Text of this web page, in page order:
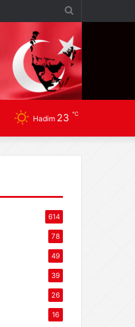
...
Hadim 23 ℃
614
78
49
39
26
16